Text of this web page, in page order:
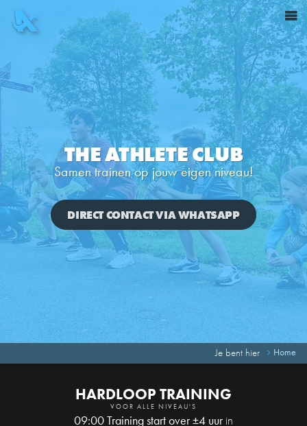
Je bent hier Home
THE ATHLETE CLUB
Samen trainen op jouw eigen niveau!
DIRECT CONTACT VIA WHATSAPP
HARDLOOP TRAINING
VOOR ALLE NIVEAU'S
09:00 Training start over ±4 uurin